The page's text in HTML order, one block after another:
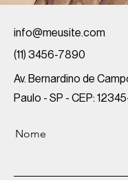
info@meusite.com
(11) 3456-7890
Av. Bernardino de
Paulo - SP - CEP:
Nome